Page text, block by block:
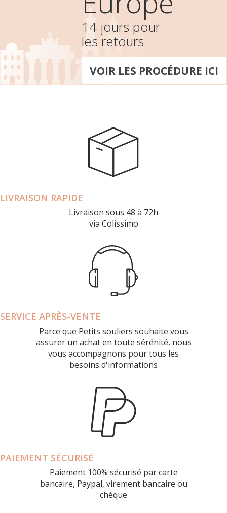
14 jours pour
les retours
VOIR LES PROCÉDURE ICI
LIVRAISON RAPIDE
Livraison sous 48 à 72h
via Colissimo
SERVICE APRÈS-VENTE
Parce que Petits souliers souhaite vous
assurer un achat en toute sérénité, nous
vous accompagnons pour tous les
besoins d'informations
PAIEMENT SÉCURISÉ
Paiement 100% sécurisé par carte
bancaire, Paypal, virement bancaire ou
chèque